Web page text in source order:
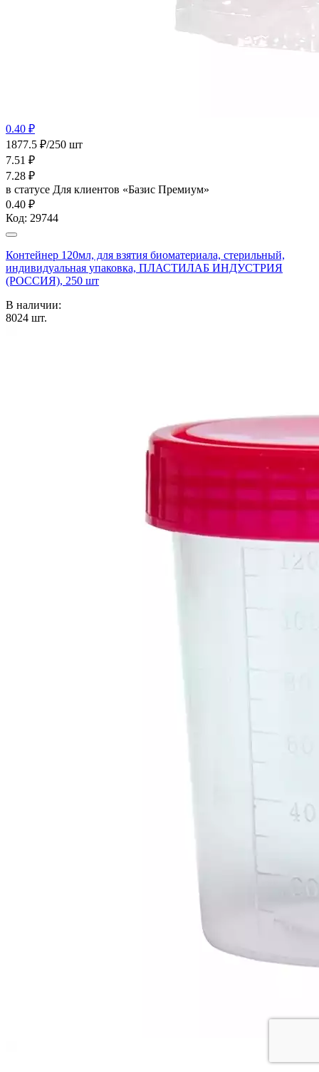
0.40 ₽
1877.5 ₽/250 шт
7.51 ₽
7.28 ₽
в статусе Для клиентов «Базис Премиум»
0.40 ₽
Код: 29744
Контейнер 120мл, для взятия биоматериала, стерильный,
индивидуальная упаковка, ПЛАСТИЛАБ ИНДУСТРИЯ
(РОССИЯ), 250 шт
В наличии:
8024 шт.